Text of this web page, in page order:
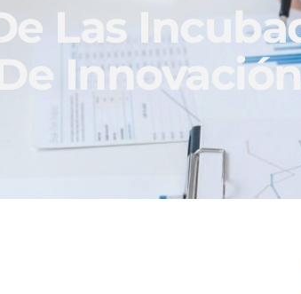
Las